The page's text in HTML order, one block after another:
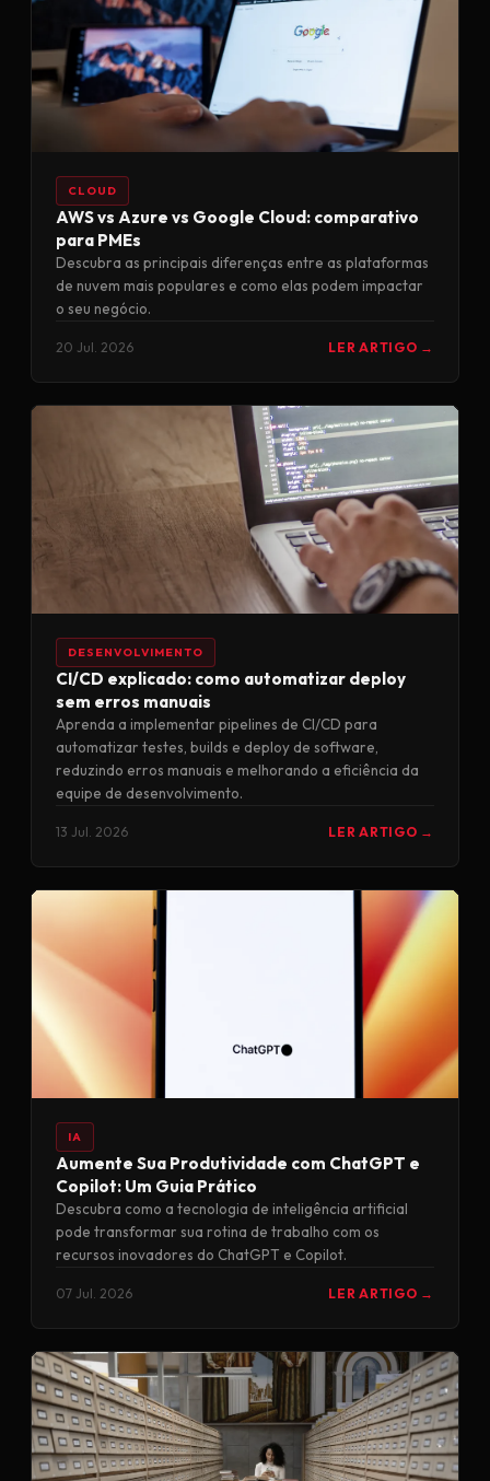
CLOUD
AWS vs Azure vs Google Cloud: comparativo
para PMEs
Descubra as principais diferenças entre as plataformas
de nuvem mais populares e como elas podem impactar
o seu negócio.
20 Jul. 2026 LER ARTIGO →
DESENVOLVIMENTO
CI/CD explicado: como automatizar deploy
sem erros manuais
Aprenda a implementar pipelines de CI/CD para
automatizar testes, builds e deploy de software,
reduzindo erros manuais e melhorando a eficiência da
equipe de desenvolvimento.
13 Jul. 2026 LER ARTIGO →
IA
Aumente Sua Produtividade com ChatGPT e
Copilot: Um Guia Prático
Descubra como a tecnologia de inteligência artificial
pode transformar sua rotina de trabalho com os
recursos inovadores do ChatGPT e Copilot.
07 Jul. 2026 LER ARTIGO →